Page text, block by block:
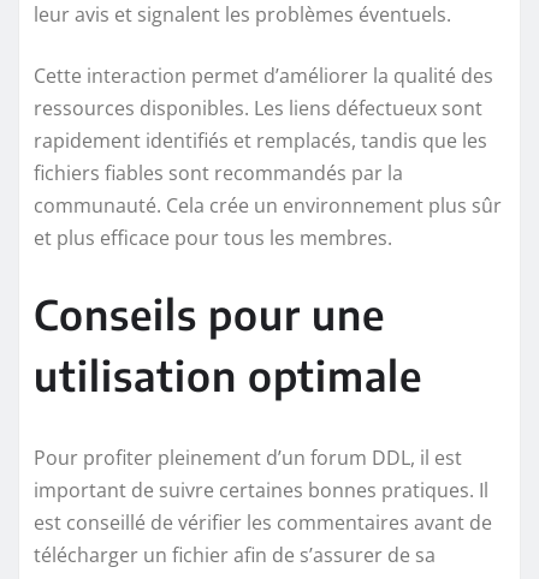
leur avis et signalent les problèmes éventuels.
Cette interaction permet d’améliorer la qualité des
ressources disponibles. Les liens défectueux sont
rapidement identifiés et remplacés, tandis que les
fichiers fiables sont recommandés par la
communauté. Cela crée un environnement plus sûr
et plus efficace pour tous les membres.
Conseils pour une
utilisation optimale
Pour profiter pleinement d’un forum DDL, il est
important de suivre certaines bonnes pratiques. Il
est conseillé de vérifier les commentaires avant de
télécharger un fichier afin de s’assurer de sa